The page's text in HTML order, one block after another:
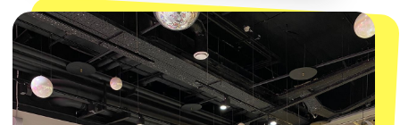
ИП Проворный Алексей Алексеевич
ИНН 667114098580
ОГРНИП 320665800076581
© 2021-2025 Macrocosm ®
Оферта
Пользовательское соглашение
Политика обработки персональных
данных